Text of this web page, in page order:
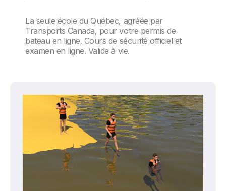
La seule école du Québec, agréée par
Transports Canada, pour votre permis de
bateau en ligne. Cours de sécurité officiel et
examen en ligne. Valide à vie.